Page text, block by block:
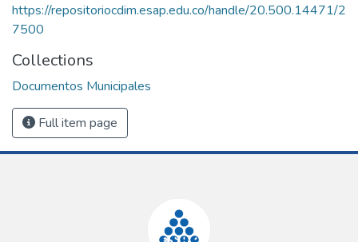
https://repositoriocdim.esap.edu.co/handle/20.500.14471/2
7500
Collections
Documentos Municipales
Full item page